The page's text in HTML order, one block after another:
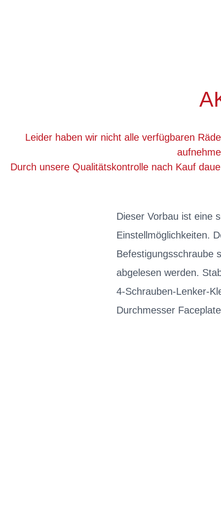
Leider haben wir nicht alle verfügbaren
Durch unsere Qualitätskontrolle nach Kauf
Dieser Vorbau ist eine
Einstellmöglichkeiten.
Befestigungsschraube
abgelesen werden.
4-Schrauben-Lenker-
Durchmesser